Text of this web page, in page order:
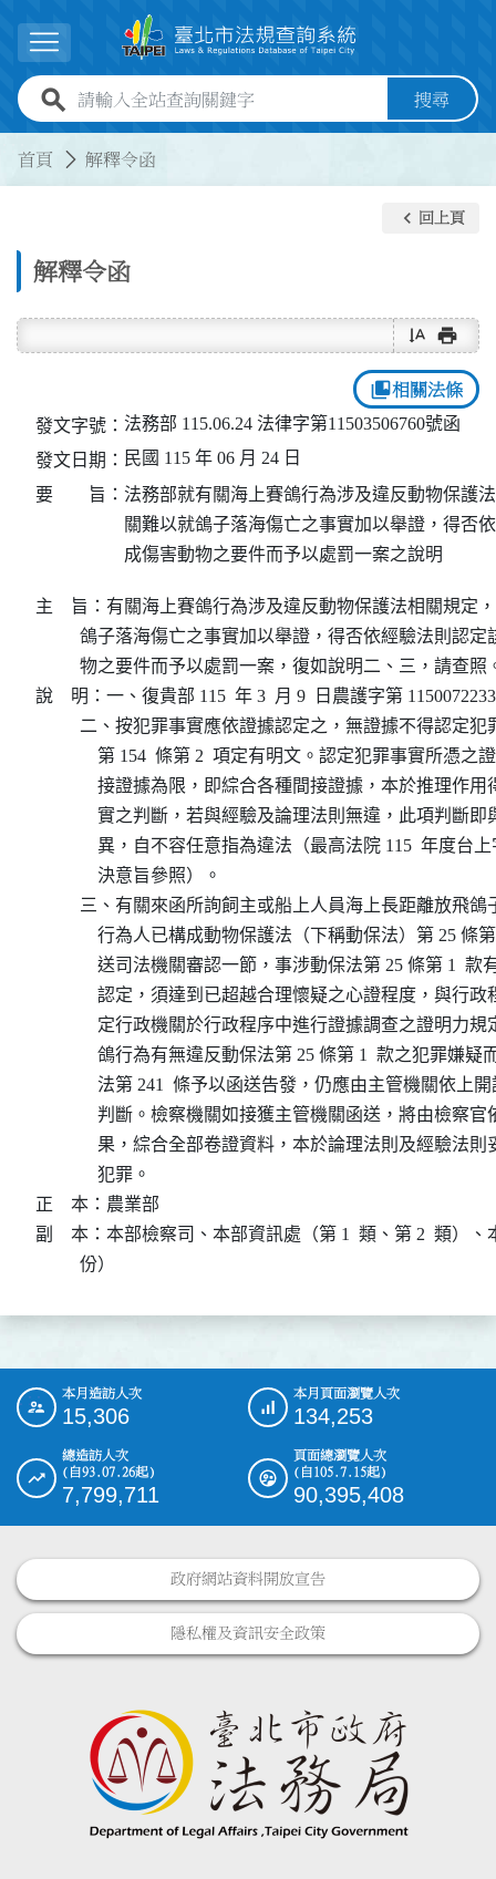
展開選單
全站查詢關鍵字欄位 搜尋
首頁 解釋令函
解釋令函
keyboard_arrow_left 回上頁
text_rotate_vertical print
collections_bookmark相關法條
發文字號： 法務部 115.06.24 法律字第11503506760號函
發文日期： 民國 115 年 06 月 24 日
要 旨： 法務部就有關海上賽鴿行為涉及違反動物保護
關難以就鴿子落海傷亡之事實加以舉證，得否
成傷害動物之要件而予以處罰一案之說明
主    旨：有關海上賽鴿行為涉及違反動物保護法相關規定
鴿子落海傷亡之事實加以舉證，得否依經驗法則認
物之要件而予以處罰一案，復如說明二、三，請查照
說    明：一、復貴部 115  年 3  月 9  日農護字第
二、按犯罪事實應依證據認定之，無證據不得認定
第 154  條第 2  項定有明文。認定犯罪事實所憑
接證據為限，即綜合各種間接證據，本於推理作
實之判斷，若與經驗及論理法則無違，此項判斷
異，自不容任意指為違法（最高法院 115  年度台
              決意旨參照）。
三、有關來函所詢飼主或船上人員海上長距離放飛
行為人已構成動物保護法（下稱動保法）第 25 條
送司法機關審認一節，事涉動保法第 25 條第 1
認定，須達到已超越合理懷疑之心證程度，與行
定行政機關於行政程序中進行證據調查之證明力
鴿行為有無違反動保法第 25 條第 1  款之犯罪嫌
法第 241  條予以函送告發，仍應由主管機關依上
判斷。檢察機關如接獲主管機關函送，將由檢察
果，綜合全部卷證資料，本於論理法則及經驗法
              犯罪。
正    本：農業部
副    本：本部檢察司、本部資訊處（第 1  類、第 2  類）、
          份）
::: 本月造訪人次
15,306
本月頁面瀏覽人次
134,253
總造訪人次
(自93.07.26起)
7,799,711
頁面總瀏覽人次
(自105.7.15起)
90,395,408
政府網站資料開放宣告
隱私權及資訊安全政策